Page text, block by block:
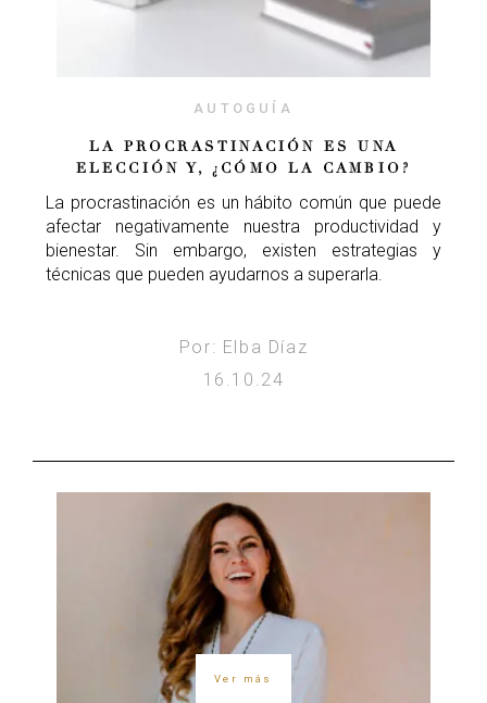
AUTOGUÍA
LA PROCRASTINACIÓN ES UNA
ELECCIÓN Y, ¿CÓMO LA CAMBIO?
La procrastinación es un hábito común que puede
afectar negativamente nuestra productividad y
bienestar. Sin embargo, existen estrategias y
técnicas que pueden ayudarnos a superarla.
Por: Elba Díaz
16.10.24
Ver más